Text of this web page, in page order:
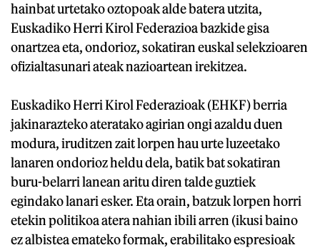
hainbat urtetako oztopoak alde batera utzita,
Euskadiko Herri Kirol Federazioa bazkide gisa
onartzea eta, ondorioz, sokatiran euskal selekzioaren
ofizialtasunari ateak nazioartean irekitzea.
Euskadiko Herri Kirol Federazioak (EHKF) berria
jakinarazteko ateratako agirian ongi azaldu duen
modura, iruditzen zait lorpen hau urte luzeetako
lanaren ondorioz heldu dela, batik bat sokatiran
buru-belarri lanean aritu diren talde guztiek
egindako lanari esker. Eta orain, batzuk lorpen horri
etekin politikoa atera nahian ibili arren (ikusi baino
ez albistea emateko formak, erabilitako espresioak